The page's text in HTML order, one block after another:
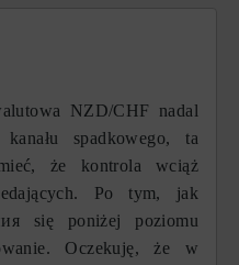
NZD/CHF nadal
spadkowego, ta
że kontrola wciąż
Po tym, jak
się poniżej poziomu
Oczekuję, że w